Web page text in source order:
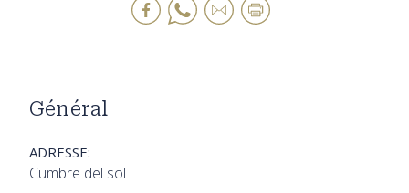
Général
ADRESSE:
Cumbre del sol